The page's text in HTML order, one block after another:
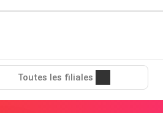
Toutes les filiales